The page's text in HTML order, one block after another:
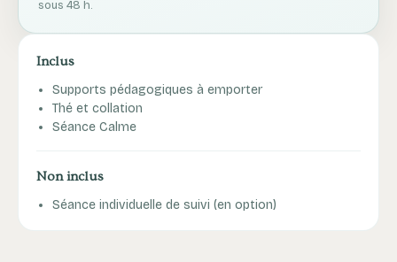
sous 48 h.
Inclus
Supports pédagogiques à emporter
Thé et collation
Séance Calme
Non inclus
Séance individuelle de suivi (en option)